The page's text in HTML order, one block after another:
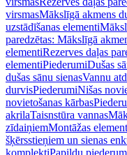
virsmasMākslīgā akmens
uzstādīšanas elementi
paredzētas: Mākslīgā
elementiRezerves daļas
elementiPiederumiDušas
dušas sānu sienasVannu
durvisPiederumiNišas
novietošanas kārbas
akrilaTaisnstūra vannas
zīdaiņiemMontāžas
šķērsstieņiem un sienas
komplektiPapildu